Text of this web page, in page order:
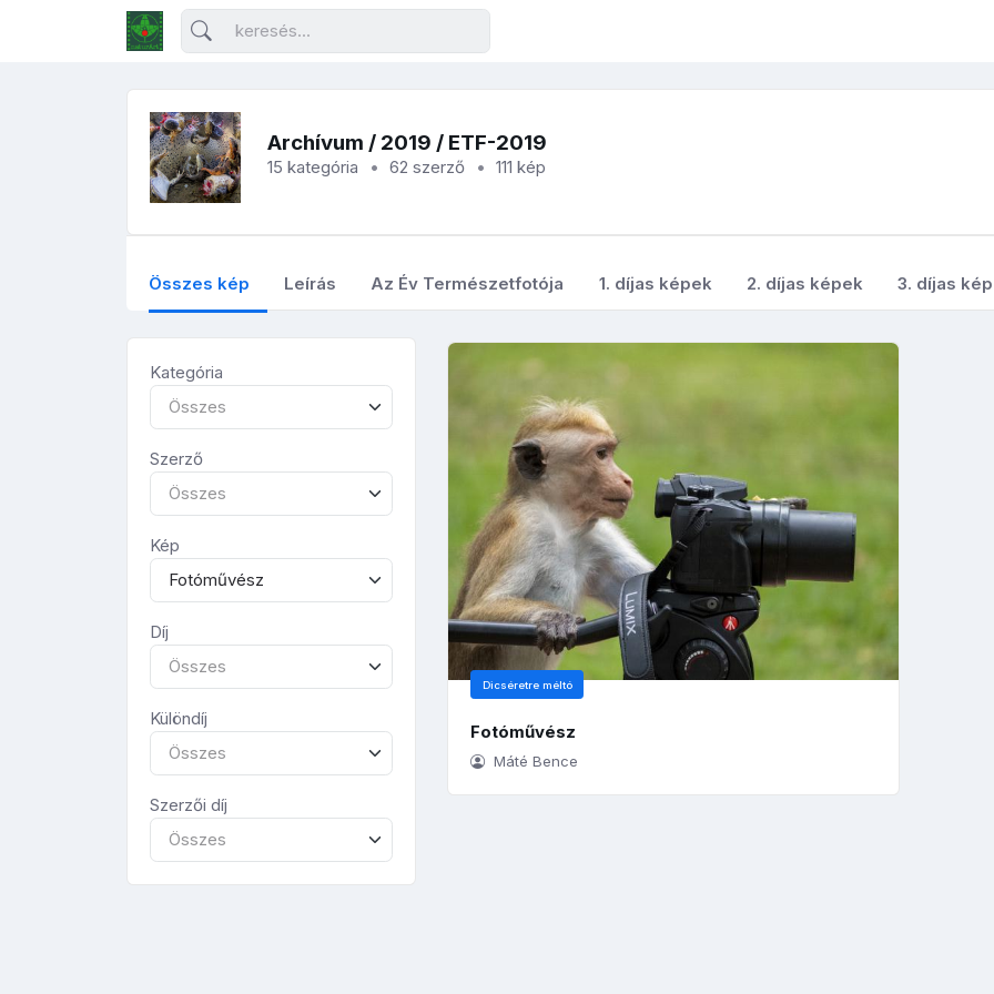
Archívum / 2019 / ETF-2019
15 kategória 62 szerző 111 kép
Összes kép Leírás Az Év Természetfotója 1. díjas képek 2. díjas képek 3. díjas
Kategória
Összes
Szerző
Összes
Kép
Fotóművész
Díj
Összes
Különdíj
Összes
Szerzői díj
Összes
Dicséretre méltó
Fotóművész
Máté Bence